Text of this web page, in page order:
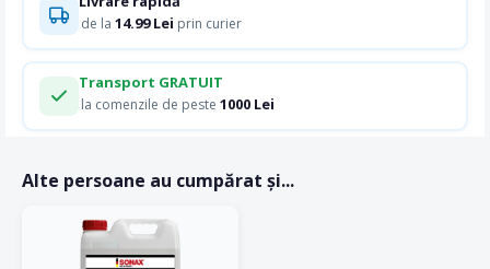
de la 14.99 Lei prin curier
Transport GRATUIT
la comenzile de peste 1000 Lei
Alte persoane au cumpărat și...